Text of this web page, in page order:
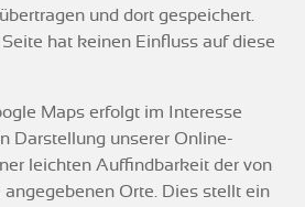
und dort gespeichert.
hat keinen Einfluss auf diese
Maps erfolgt im Interesse
Darstellung unserer Online-
leichten Auffindbarkeit der von
angegebenen Orte. Dies stellt ein